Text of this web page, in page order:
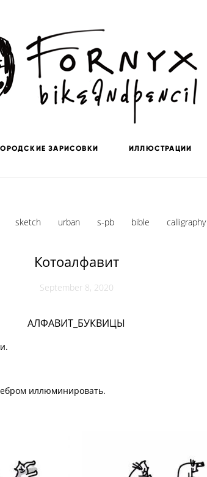
ЗАРИСОВКИ ИЛЛЮСТРАЦИИ
sketch urban s-pb bible calligraphy
Котоалфавит
September 8, 2020
АЛФАВИТ_БУКВИЦЫ
иллюминировать.